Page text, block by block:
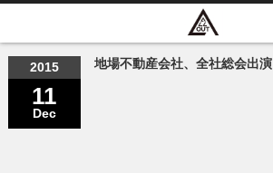
2015
11
Dec
地場不動産会社、全社総会出演